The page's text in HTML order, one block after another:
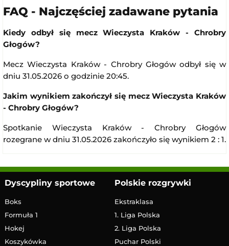
FAQ - Najczęściej zadawane pytania
Kiedy odbył się mecz Wieczysta Kraków - Chrobry
Głogów?
Mecz Wieczysta Kraków - Chrobry Głogów odbył się w
dniu 31.05.2026 o godzinie 20:45.
Jakim wynikiem zakończył się mecz Wieczysta Kraków
- Chrobry Głogów?
Spotkanie Wieczysta Kraków - Chrobry Głogów
rozegrane w dniu 31.05.2026 zakończyło się wynikiem 2 : 1.
Dyscypliny sportowe
Boks
Formuła 1
Hokej
Koszykówka
Polskie rozgrywki
Ekstraklasa
1. Liga Polska
2. Liga Polska
Puchar Polski